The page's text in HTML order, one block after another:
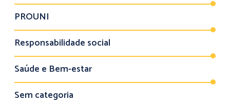
PROUNI
Responsabilidade social
Saúde e Bem-estar
Sem categoria